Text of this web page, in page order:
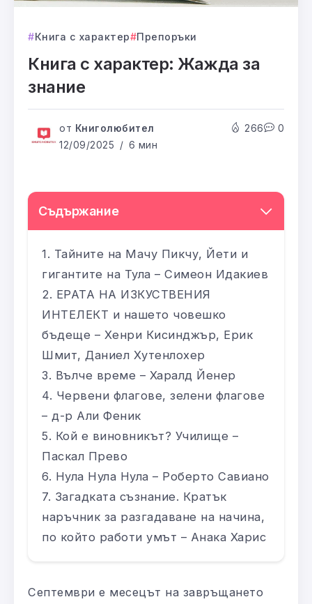
Книга с характер Препоръки
Книга с характер: Жажда за
знание
от Книголюбител
12/09/2025
6 мин
266 0
Съдържание
Тайните на Мачу Пикчу, Йети и
гигантите на Тула – Симеон Идакиев
ЕРАТА НА ИЗКУСТВЕНИЯ
ИНТЕЛЕКТ и нашето човешко
бъдеще – Хенри Кисинджър, Ерик
Шмит, Даниел Хутенлохер
Вълче време – Харалд Йенер
Червени флагове, зелени флагове
– д-р Али Феник
Кой е виновникът? Училище –
Паскал Прево
Нула Нула Нула – Роберто Савиано
Загадката съзнание. Кратък
наръчник за разгадаване на начина,
по който работи умът – Анака Харис
Септември е месецът на завръщането